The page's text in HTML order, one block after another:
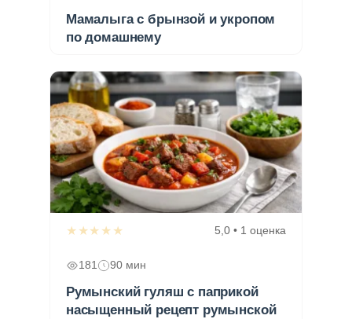
Мамалыга с брынзой и укропом
по домашнему
★★★★★ 5,0 • 1 оценка
181 90 мин
Румынский гуляш с паприкой
насыщенный рецепт румынской